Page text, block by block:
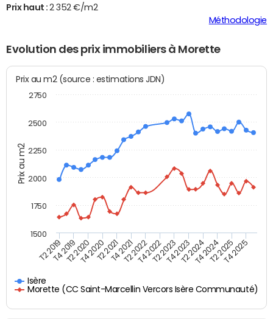
Prix haut :2 352 €/m2
Méthodologie
Evolution des prix immobiliers à Morette
Prix au m2
Prix au m2 (source : estimations JDN)
Isère
Morette (CC Saint-Marcellin Vercors Isère Communauté)
T2 2019T4 2019T2 2020T4 2020T2 2021T4 2021T2 2022T4 2022T2 2023T4 2023T2 2024T4 2024T2 2025T4 2025
1500
1750
2000
2250
2500
2750